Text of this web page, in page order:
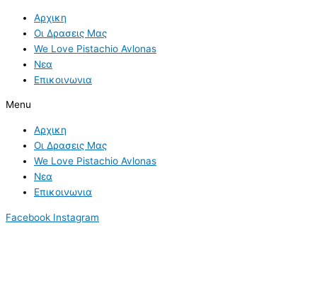
content
Αρχικη
Οι Δρασεις Μας
We Love Pistachio Avlonas
Νεα
Επικοινωνια
Menu
Αρχικη
Οι Δρασεις Μας
We Love Pistachio Avlonas
Νεα
Επικοινωνια
Facebook Instagram
Πλεονεκτήματα
της
Υδροπονίας
Έναντι
της
Καλλιέργειας
Έδαφος
a
r
c
h
r